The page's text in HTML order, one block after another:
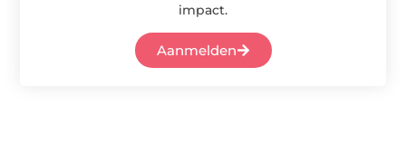
impact.
Aanmelden